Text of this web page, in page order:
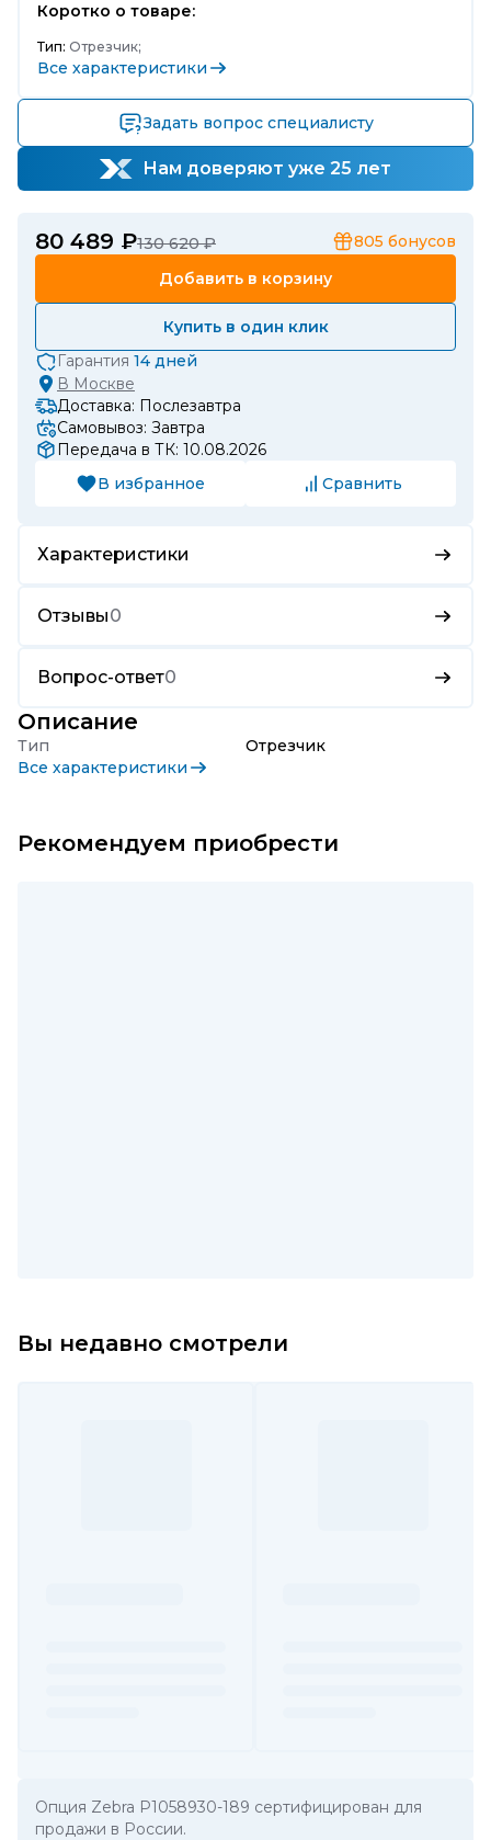
Коротко о товаре:
Тип: Отрезчик;
Все характеристики
Задать вопрос специалисту
Нам доверяют уже 25 лет
80 489 ₽130 620 ₽ 805 бонусов
Добавить в корзину
Купить в один клик
Гарантия 14 дней
В Москве
Доставка: Послезавтра
Самовывоз: Завтра
Передача в ТК: 10.08.2026
В избранное
Сравнить
Характеристики
Отзывы0
Вопрос-ответ0
Описание
Тип
Отрезчик
Все характеристики
Рекомендуем приобрести
Вы недавно смотрели
Опция Zebra P1058930-189 сертифицирован для
продажи в России.